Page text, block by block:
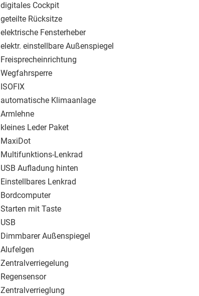
digitales Cockpit
geteilte Rücksitze
elektrische Fensterheber
elektr. einstellbare Außenspiegel
Freisprecheinrichtung
Wegfahrsperre
ISOFIX
automatische Klimaanlage
Armlehne
kleines Leder Paket
MaxiDot
Multifunktions-Lenkrad
USB Aufladung hinten
Einstellbares Lenkrad
Bordcomputer
Starten mit Taste
USB
Dimmbarer Außenspiegel
Alufelgen
Zentralverriegelung
Regensensor
Zentralverrieglung